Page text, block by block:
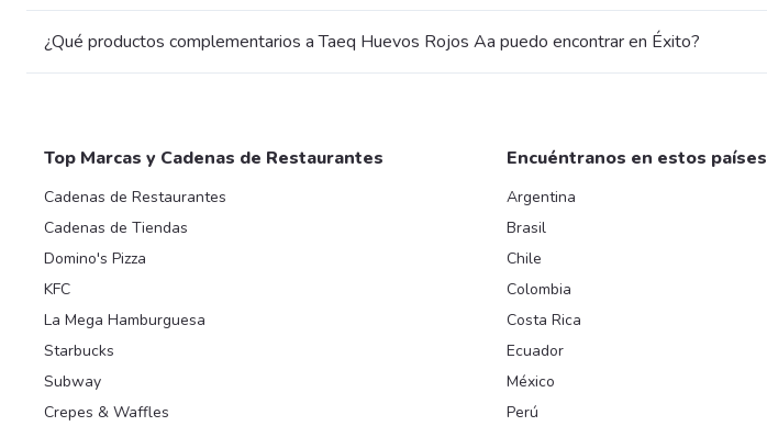
¿Qué productos complementarios a Taeq Huevos Rojos Aa puedo encontrar en Éxito?
Top Marcas y Cadenas de Restaurantes
Cadenas de Restaurantes
Cadenas de Tiendas
Domino's Pizza
KFC
La Mega Hamburguesa
Starbucks
Subway
Crepes & Waffles
Encuéntranos en estos países
Argentina
Brasil
Chile
Colombia
Costa Rica
Ecuador
México
Perú